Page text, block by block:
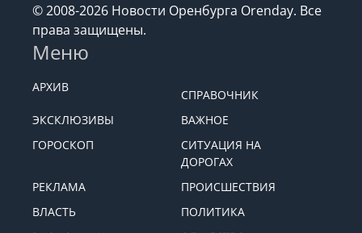
© 2008-2026 Новости Оренбурга Orenday. Все
права защищены.
Меню
АРХИВ
СПРАВОЧНИК
ЭКСКЛЮЗИВЫ
ВАЖНОЕ
ГОРОСКОП
СИТУАЦИЯ НА
ДОРОГАХ
РЕКЛАМА
ПРОИСШЕСТВИЯ
ВЛАСТЬ
ПОЛИТИКА